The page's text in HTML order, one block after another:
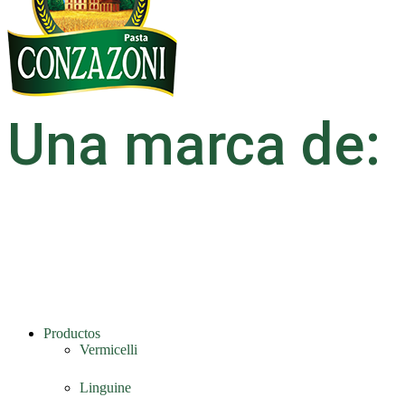
Una marca de:
Productos
Vermicelli
Linguine